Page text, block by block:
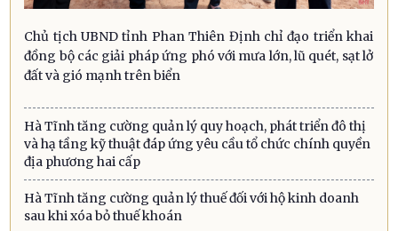
Chủ tịch UBND tỉnh Phan Thiên Định chỉ đạo triển khai
đồng bộ các giải pháp ứng phó với mưa lớn, lũ quét, sạt lở
đất và gió mạnh trên biển
Hà Tĩnh tăng cường quản lý quy hoạch, phát triển đô thị
và hạ tầng kỹ thuật đáp ứng yêu cầu tổ chức chính quyền
địa phương hai cấp
Hà Tĩnh tăng cường quản lý thuế đối với hộ kinh doanh
sau khi xóa bỏ thuế khoán